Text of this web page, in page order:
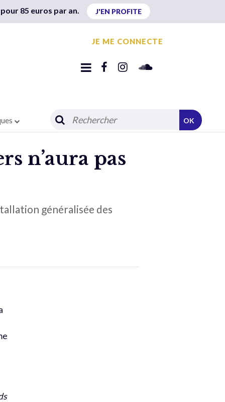
85 euros par an. J'EN PROFITE
JE ME CONNECTE
OK
n’aura pas
généralisée des